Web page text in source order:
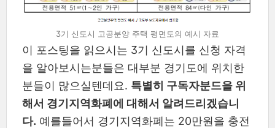
3기 신도시 고공분양 주택 평면도의 예시 자료
이 포스팅을 읽으시는 3기 신도시를 신청 자격
을 알아보시는분들은 대부분 경기도에 위치한
분들이 많으실텐데요. 특별히 구독자분드을 위
해서 경기지역화폐에 대해서 알려드리겠습니
다. 예를들어서 경기지역화폐는 20만원을 충전